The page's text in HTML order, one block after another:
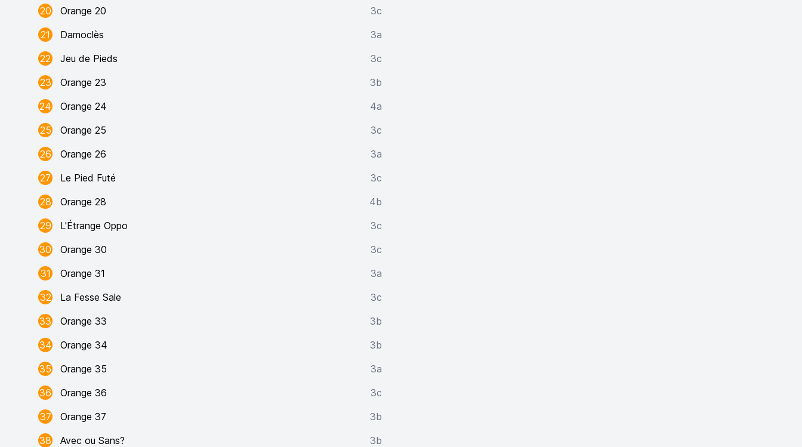
20
Orange 20
3c
21
Damoclès
3a
22
Jeu de Pieds
3c
23
Orange 23
3b
24
Orange 24
4a
25
Orange 25
3c
26
Orange 26
3a
27
Le Pied Futé
3c
28
Orange 28
4b
29
L'Étrange Oppo
3c
30
Orange 30
3c
31
Orange 31
3a
32
La Fesse Sale
3c
33
Orange 33
3b
34
Orange 34
3b
35
Orange 35
3a
36
Orange 36
3c
37
Orange 37
3b
38
Avec ou Sans?
3b